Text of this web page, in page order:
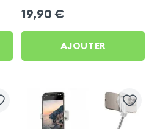
19,90 €
AJOUTER